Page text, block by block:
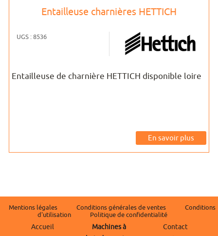
Entailleuse charnières HETTICH
UGS : 8536
Entailleuse de charnière HETTICH disponible loire
En savoir plus
Mentions légales Conditions générales de ventes
Conditions
d'utilisation
Politique de confidentialité
Accueil
Machines à
Contact